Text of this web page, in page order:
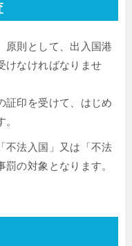
原則として、出入国港
けなければなりませ
証印を受けて、はじめ
不法入国」又は「不法
の対象となります。